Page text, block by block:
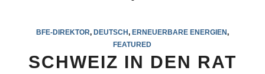
BFE-DIREKTOR, DEUTSCH, ERNEUERBARE ENERGIEN,
FEATURED
SCHWEIZ IN DEN RAT